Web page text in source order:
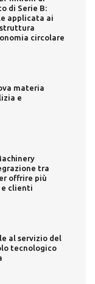
di Serie B:
applicata ai
circolare
materia
e
tra
offrire più
e clienti
al servizio del
tecnologico